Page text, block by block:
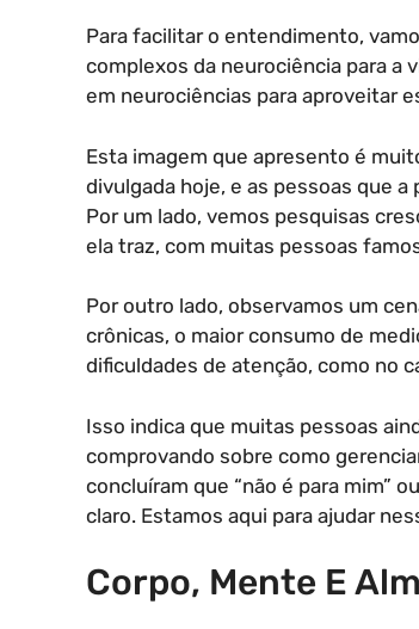
Para facilitar o entendimento,
complexos da neurociência para a
em neurociências para aproveitar
Esta imagem que apresento é
divulgada hoje, e as pessoas que
Por um lado, vemos pesquisas
ela traz, com muitas pessoas
Por outro lado, observamos um
crônicas, o maior consumo de
dificuldades de atenção, como no
Isso indica que muitas pessoas
comprovando sobre como
concluíram que “não é para mim”
claro. Estamos aqui para ajudar
Corpo, Mente E